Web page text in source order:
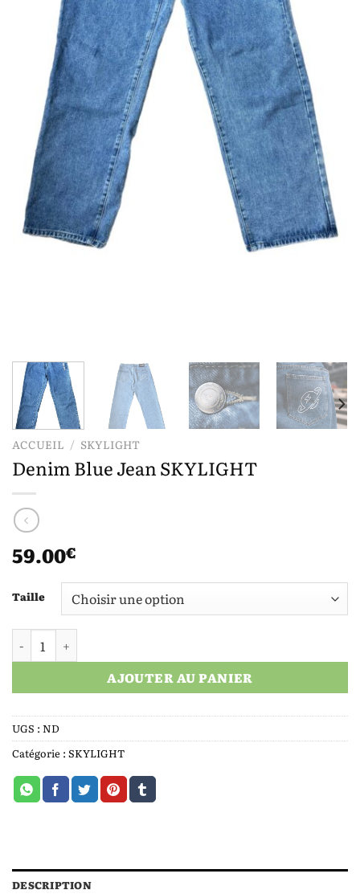
ACCUEIL / SKYLIGHT
Denim Blue Jean SKYLIGHT
59.00€
Taille
quantité de Denim Blue Jean SKYLIGHT
AJOUTER AU PANIER
UGS : ND
Catégorie : SKYLIGHT
DESCRIPTION